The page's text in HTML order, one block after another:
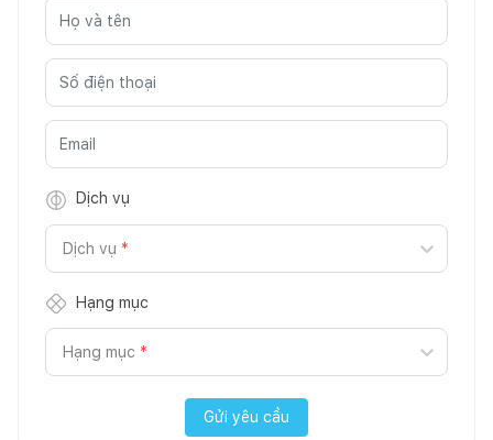
Dịch vụ
Dịch vụ *
Hạng mục
Hạng mục *
Gửi yêu cầu